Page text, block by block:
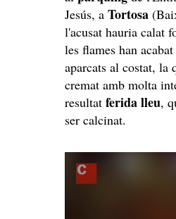
Jesús, aTortosa
l'acusat hauria calat
les flames han
aparcats al costat, la
cremat amb molta
resultatferida lleu,
ser calcinat.